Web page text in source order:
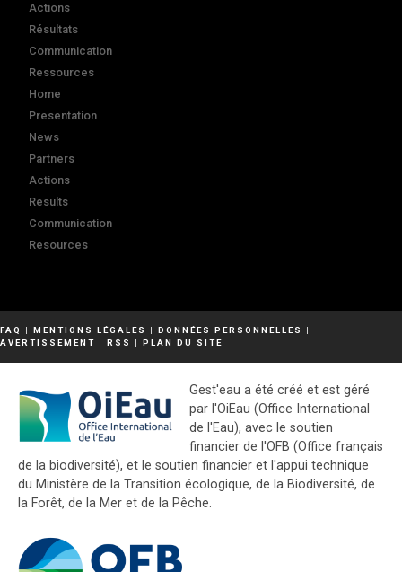
Actions
Résultats
Communication
Ressources
Home
Presentation
News
Partners
Actions
Results
Communication
Resources
FAQ | MENTIONS LÉGALES | DONNÉES PERSONNELLES
|
AVERTISSEMENT | RSS | PLAN DU SITE
Gest'eau a été créé et est géré
par l'OiEau (Office International
de l'Eau), avec le soutien
financier de l'OFB (Office français
de la biodiversité), et le soutien financier et l'appui technique
du Ministère de la Transition écologique, de la Biodiversité, de
la Forêt, de la Mer et de la Pêche.